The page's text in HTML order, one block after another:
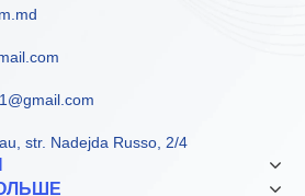
str. Nadejda Russo, 2/4